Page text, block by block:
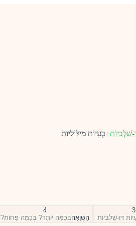
שִׁלְבִיּוֹת<בְּעָיוֹת מִילּוֹלִיּוֹת
3
דּוּ-שִׁלְבִיּוֹת
4
הַשְׁוָאָהבְּכַמָּה יוֹתֵר? בְּכַמָּה פָּחוֹת?